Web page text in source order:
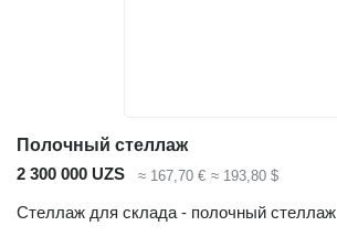
Полочный стеллаж
2 300 000 UZS
≈ 167,70 € ≈ 193,80 $
Стеллаж для склада - полочный стеллаж